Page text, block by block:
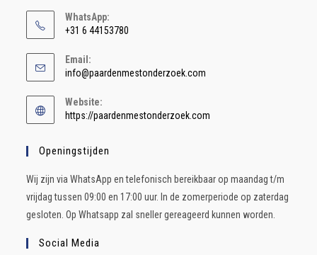
WhatsApp:
+31 6 44153780
Email:
info@paardenmestonderzoek.com
Website:
https://paardenmestonderzoek.com
Openingstijden
Wij zijn via WhatsApp en telefonisch bereikbaar op maandag t/m
vrijdag tussen 09:00 en 17:00 uur. In de zomerperiode op zaterdag
gesloten. Op Whatsapp zal sneller gereageerd kunnen worden.
Social Media